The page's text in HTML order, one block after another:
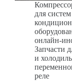
для
онлайн-
Запчасти
и
реле